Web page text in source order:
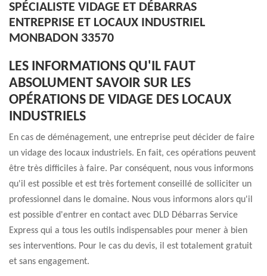
SPÉCIALISTE VIDAGE ET DÉBARRAS
ENTREPRISE ET LOCAUX INDUSTRIEL
MONBADON 33570
LES INFORMATIONS QU'IL FAUT
ABSOLUMENT SAVOIR SUR LES
OPÉRATIONS DE VIDAGE DES LOCAUX
INDUSTRIELS
En cas de déménagement, une entreprise peut décider de faire
un vidage des locaux industriels. En fait, ces opérations peuvent
être très difficiles à faire. Par conséquent, nous vous informons
qu'il est possible et est très fortement conseillé de solliciter un
professionnel dans le domaine. Nous vous informons alors qu'il
est possible d'entrer en contact avec DLD Débarras Service
Express qui a tous les outils indispensables pour mener à bien
ses interventions. Pour le cas du devis, il est totalement gratuit
et sans engagement.